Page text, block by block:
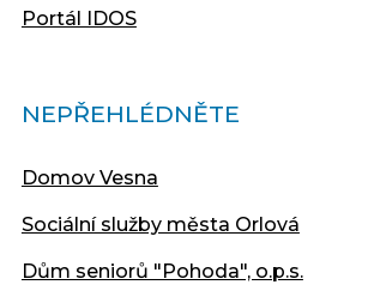
Portál IDOS
NEPŘEHLÉDNĚTE
Domov Vesna
Sociální služby města Orlová
Dům seniorů "Pohoda", o.p.s.